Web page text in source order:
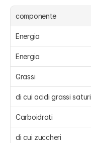
componente
Energia
Energia
Grassi
di cui acidi grassi saturi
Carboidrati
di cui zuccheri